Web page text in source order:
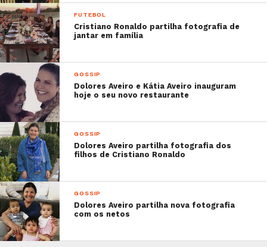
FUTEBOL
Cristiano Ronaldo partilha fotografia de
jantar em família
GOSSIP
Dolores Aveiro e Kátia Aveiro inauguram
hoje o seu novo restaurante
GOSSIP
Dolores Aveiro partilha fotografia dos
filhos de Cristiano Ronaldo
GOSSIP
Dolores Aveiro partilha nova fotografia
com os netos